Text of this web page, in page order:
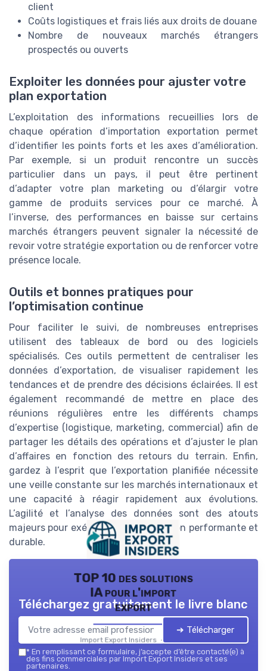
client
Coûts logistiques et frais liés aux droits de douane
Nombre de nouveaux marchés étrangers
prospectés ou ouverts
Exploiter les données pour ajuster votre
plan exportation
L’exploitation des informations recueillies lors de
chaque opération d’importation exportation permet
d’identifier les points forts et les axes d’amélioration.
Par exemple, si un produit rencontre un succès
particulier dans un pays, il peut être pertinent
d’adapter votre plan marketing ou d’élargir votre
gamme de produits services pour ce marché. À
l’inverse, des performances en baisse sur certains
marchés étrangers peuvent signaler la nécessité de
revoir votre stratégie exportation ou de renforcer votre
présence locale.
Outils et bonnes pratiques pour
l’optimisation continue
Pour faciliter le suivi, de nombreuses entreprises
utilisent des tableaux de bord ou des logiciels
spécialisés. Ces outils permettent de centraliser les
données d’exportation, de visualiser rapidement les
tendances et de prendre des décisions éclairées. Il est
également recommandé de mettre en place des
réunions régulières entre les différents champs
d’expertise (logistique, marketing, commercial) afin de
partager les détails des opérations et d’ajuster le plan
d’affaires en fonction des retours du terrain. Enfin,
gardez à l’esprit que l’exportation planifiée nécessite
une veille constante sur les marchés internationaux et
une capacité à réagir rapidement aux évolutions.
L’agilité et l’analyse des données sont des atouts
majeurs pour exécuter une exportation performante et
durable.
TOP 10 des solutions
IA pour l'import
export
Import Export Insiders — 2026
Téléchargez gratuitement le livre blanc
➔ Télécharger
* En remplissant ce formulaire, j’accepte d’être contacté(e) à
des fins commerciales par Import Export Insiders et ses
partenaires.